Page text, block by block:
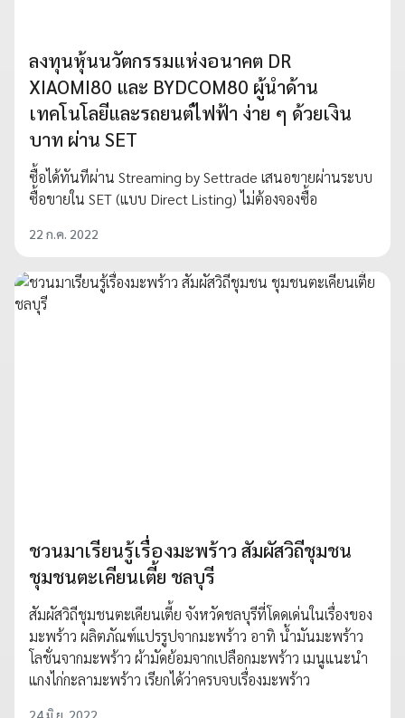
ลงทุนหุ้นนวัตกรรมแห่งอนาคต DR
XIAOMI80 และ BYDCOM80 ผู้นำด้าน
เทคโนโลยีและรถยนต์ไฟฟ้า ง่าย ๆ ด้วยเงิน
บาท ผ่าน SET
ซื้อได้ทันทีผ่าน Streaming by Settrade เสนอขายผ่านระบบ
ซื้อขายใน SET (แบบ Direct Listing) ไม่ต้องจองซื้อ
22 ก.ค. 2022
ชวนมาเรียนรู้เรื่องมะพร้าว สัมผัสวิถีชุมชน
ชุมชนตะเคียนเตี้ย ชลบุรี
สัมผัสวิถีชุมชนตะเคียนเตี้ย จังหวัดชลบุรีที่โดดเด่นในเรื่องของ
มะพร้าว ผลิตภัณฑ์แปรรูปจากมะพร้าว อาทิ น้ำมันมะพร้าว
โลชั่นจากมะพร้าว ผ้ามัดย้อมจากเปลือกมะพร้าว เมนูแนะนำ
แกงไก่กะลามะพร้าว เรียกได้ว่าครบจบเรื่องมะพร้าว
24 มิ.ย. 2022